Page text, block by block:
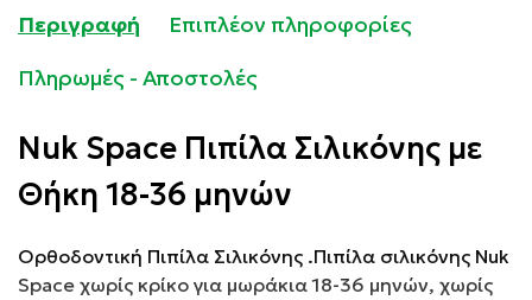
Περιγραφή
Επιπλέον πληροφορίες
Πληρωμές - Αποστολές
Nuk Space Πιπίλα Σιλικόνης με
Θήκη 18-36 μηνών
Ορθοδοντική Πιπίλα Σιλικόνης .Πιπίλα σιλικόνης Nuk
Space χωρίς κρίκο για μωράκια 18-36 μηνών, χωρίς